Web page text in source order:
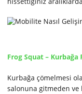
Frog Squat – Kurbağa
Kurbağa çömelmesi
salonuna gitmeden